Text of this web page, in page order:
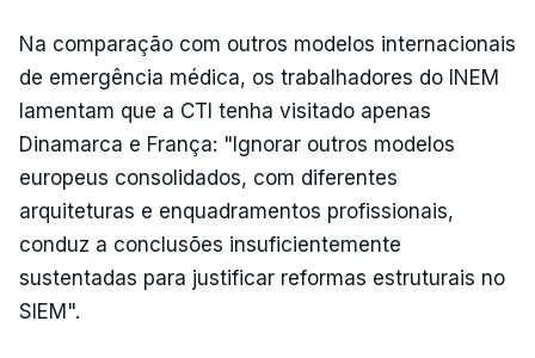
Na comparação com outros modelos internacionais
de emergência médica, os trabalhadores do INEM
lamentam que a CTI tenha visitado apenas
Dinamarca e França: "Ignorar outros modelos
europeus consolidados, com diferentes
arquiteturas e enquadramentos profissionais,
conduz a conclusões insuficientemente
sustentadas para justificar reformas estruturais no
SIEM".